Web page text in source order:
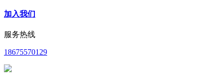
加入我们
服务热线
18675570129